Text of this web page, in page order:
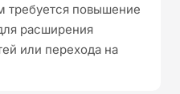
требуется повышение
расширения
или перехода на